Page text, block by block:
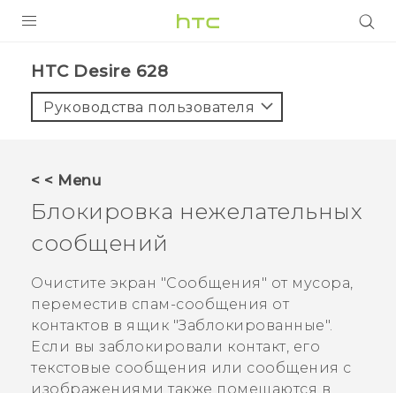
5G
VIVERSE
ПОДДЕРЖКА
HTC Desire 628‎
Руководства пользователя
< < Menu
Блокировка нежелательных
сообщений
Очистите экран "‍Сообщения "‍ от мусора,
переместив спам-сообщения от
контактов в ящик "‍Заблокированные"‍.
Если вы заблокировали контакт, его
текстовые сообщения или сообщения с
изображениями также помещаются в